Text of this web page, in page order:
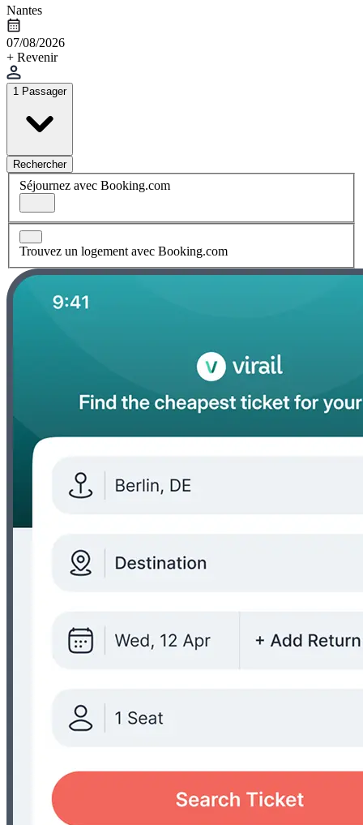
Nantes
07/08/2026
+ Revenir
1 Passager
Rechercher
Séjournez avec Booking.com
Trouvez un logement avec Booking.com